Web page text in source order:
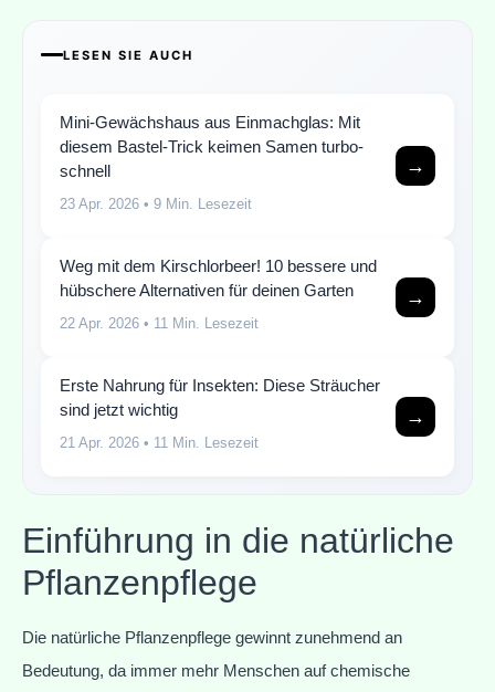
LESEN SIE AUCH
Mini-Gewächshaus aus Einmachglas: Mit
diesem Bastel-Trick keimen Samen turbo-
schnell
23 Apr. 2026 • 9 Min. Lesezeit
→
Weg mit dem Kirschlorbeer! 10 bessere und
hübschere Alternativen für deinen Garten
22 Apr. 2026 • 11 Min. Lesezeit
→
Erste Nahrung für Insekten: Diese Sträucher
sind jetzt wichtig
21 Apr. 2026 • 11 Min. Lesezeit
→
Einführung in die natürliche
Pflanzenpflege
Die natürliche Pflanzenpflege gewinnt zunehmend an
Bedeutung, da immer mehr Menschen auf chemische